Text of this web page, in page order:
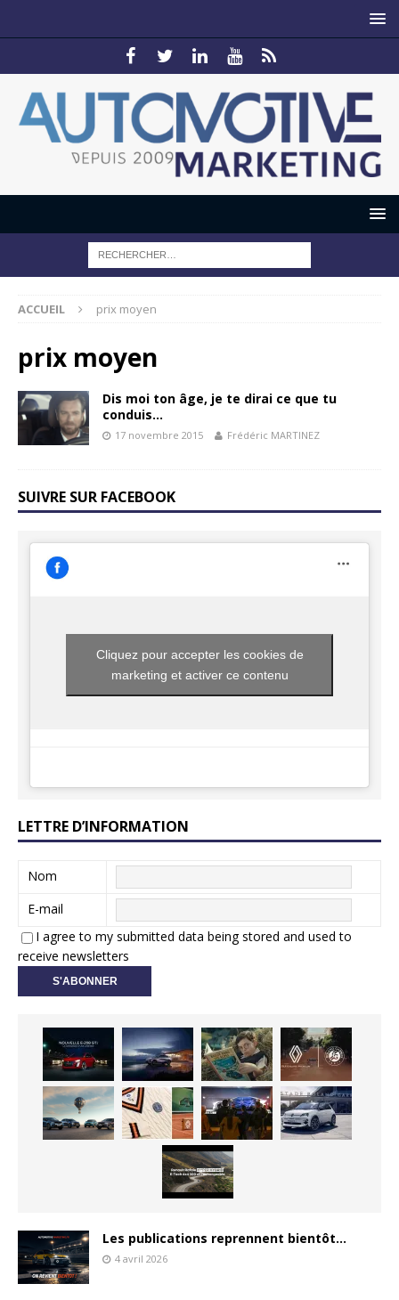
ACCUEIL prix moyen
prix moyen
Dis moi ton âge, je te dirai ce que tu
conduis…
17 novembre 2015 Frédéric MARTINEZ
SUIVRE SUR FACEBOOK
Cliquez pour accepter les cookies de
marketing et activer ce contenu
LETTRE D’INFORMATION
Nom
E-mail
I agree to my submitted data being stored and used to
receive newsletters
Les publications reprennent bientôt…
4 avril 2026